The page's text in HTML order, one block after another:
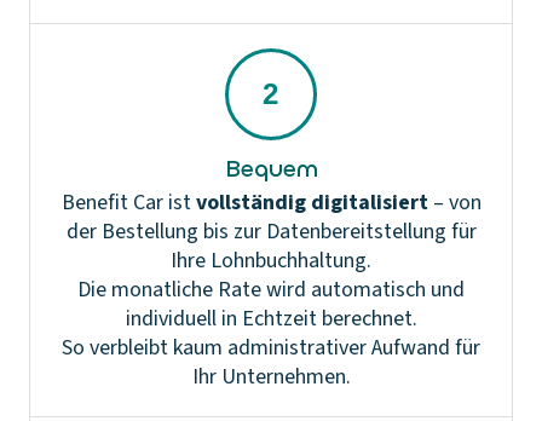
Bequem
Benefit Car istvollständig digitalisiert– von
der Bestellung bis zur Datenbereitstellung für
Ihre Lohnbuchhaltung.
Die monatliche Rate wird automatisch und
individuell in Echtzeit berechnet.
So verbleibt kaum administrativer Aufwand für
Ihr Unternehmen.